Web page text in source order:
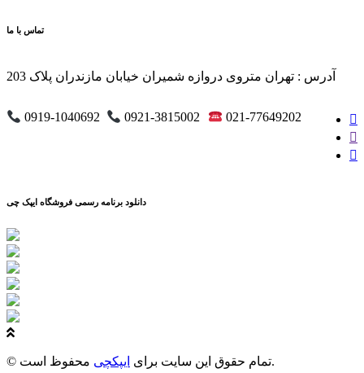
تماس با ما
آدرس : تهران متروی دروازه شمیران خیابان مازندران پلاک 203
0919-1040692 0921-3815002 021-77649202
دانلود برنامه رسمی فروشگاه ایپک چی
© تمام حقوق این سایت برای ایپکچی محفوظ است.